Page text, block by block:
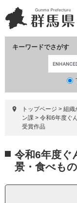
ー
ジ
ニ
ュ
て
キーワードでさがす
トップページ > 組織
ン課 > 令和6年度ぐ
受賞作品
文 令和6年度ぐ
景・食べも